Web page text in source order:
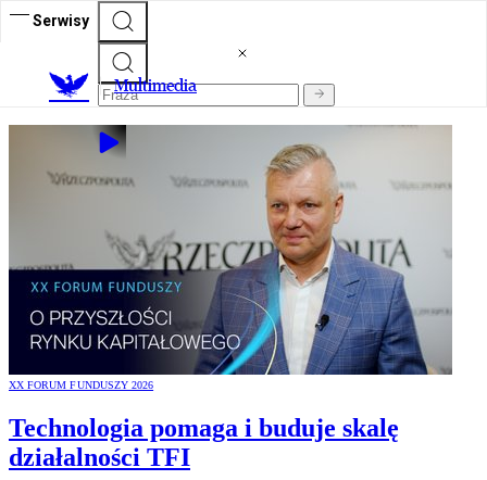
Serwisy
Multimedia
XX FORUM FUNDUSZY 2026
Technologia pomaga i buduje skalę
działalności TFI